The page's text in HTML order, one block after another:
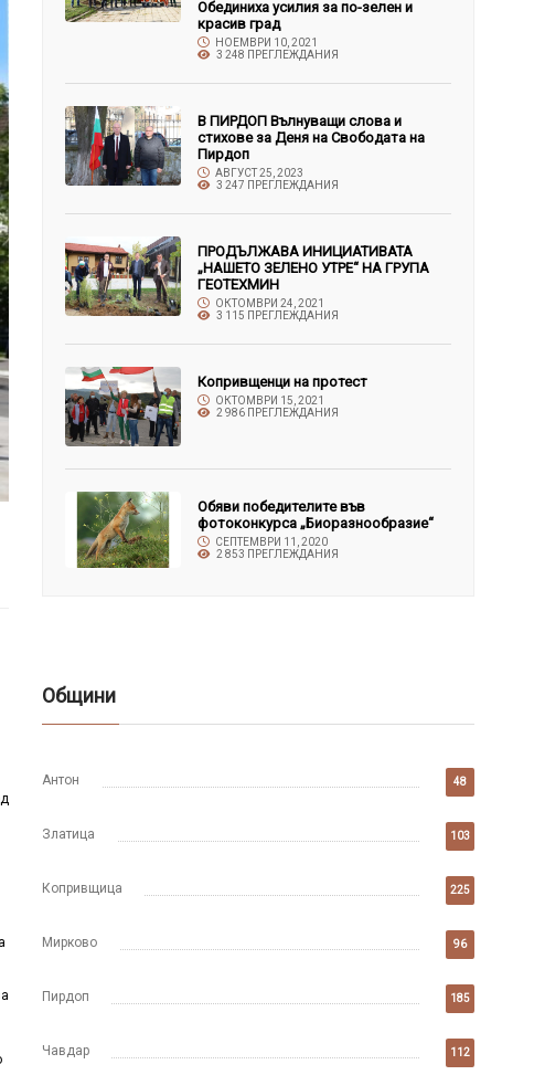
Обединиха усилия за по-зелен и
красив град
НОЕМВРИ 10, 2021
3 248 ПРЕГЛЕЖДАНИЯ
В ПИРДОП Вълнуващи слова и
стихове за Деня на Свободата на
Пирдоп
АВГУСТ 25, 2023
3 247 ПРЕГЛЕЖДАНИЯ
ПРОДЪЛЖАВА ИНИЦИАТИВАТА
„НАШЕТО ЗЕЛЕНО УТРЕ“ НА ГРУПА
ГЕОТЕХМИН
ОКТОМВРИ 24, 2021
3 115 ПРЕГЛЕЖДАНИЯ
Копривщенци на протест
ОКТОМВРИ 15, 2021
2 986 ПРЕГЛЕЖДАНИЯ
Обяви победителите във
фотоконкурса „Биоразнообразие“
СЕПТЕМВРИ 11, 2020
2 853 ПРЕГЛЕЖДАНИЯ
Общини
Антон 48
Златица 103
Копривщица 225
Мирково 96
Пирдоп 185
Чавдар 112